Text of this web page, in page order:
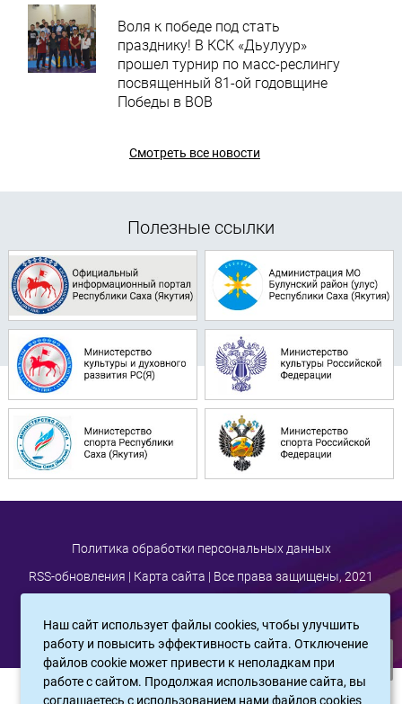
Воля к победе под стать
празднику! В КСК «Дьулуур»
прошел турнир по масс-реслингу
посвященный 81-ой годовщине
Победы в ВОВ
Смотреть все новости
Полезные ссылки
Политика обработки персональных данных
RSS-обновления | Карта сайта | Все права защищены, 2021
Наш сайт использует файлы cookies, чтобы улучшить
работу и повысить эффективность сайта. Отключение
файлов cookie может привести к неполадкам при
работе с сайтом. Продолжая использование сайта, вы
соглашаетесь c использованием нами файлов cookies
САЙТ СОЗДАН:ООО "ЭЙФОС". ИНФОРМАЦИОННЫЕ ТЕХНОЛОГИИ